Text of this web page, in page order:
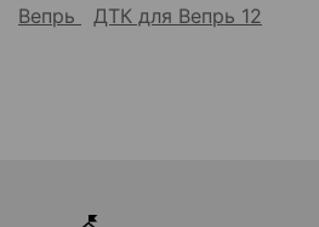
Вепрь
ДТК для Вепрь 12